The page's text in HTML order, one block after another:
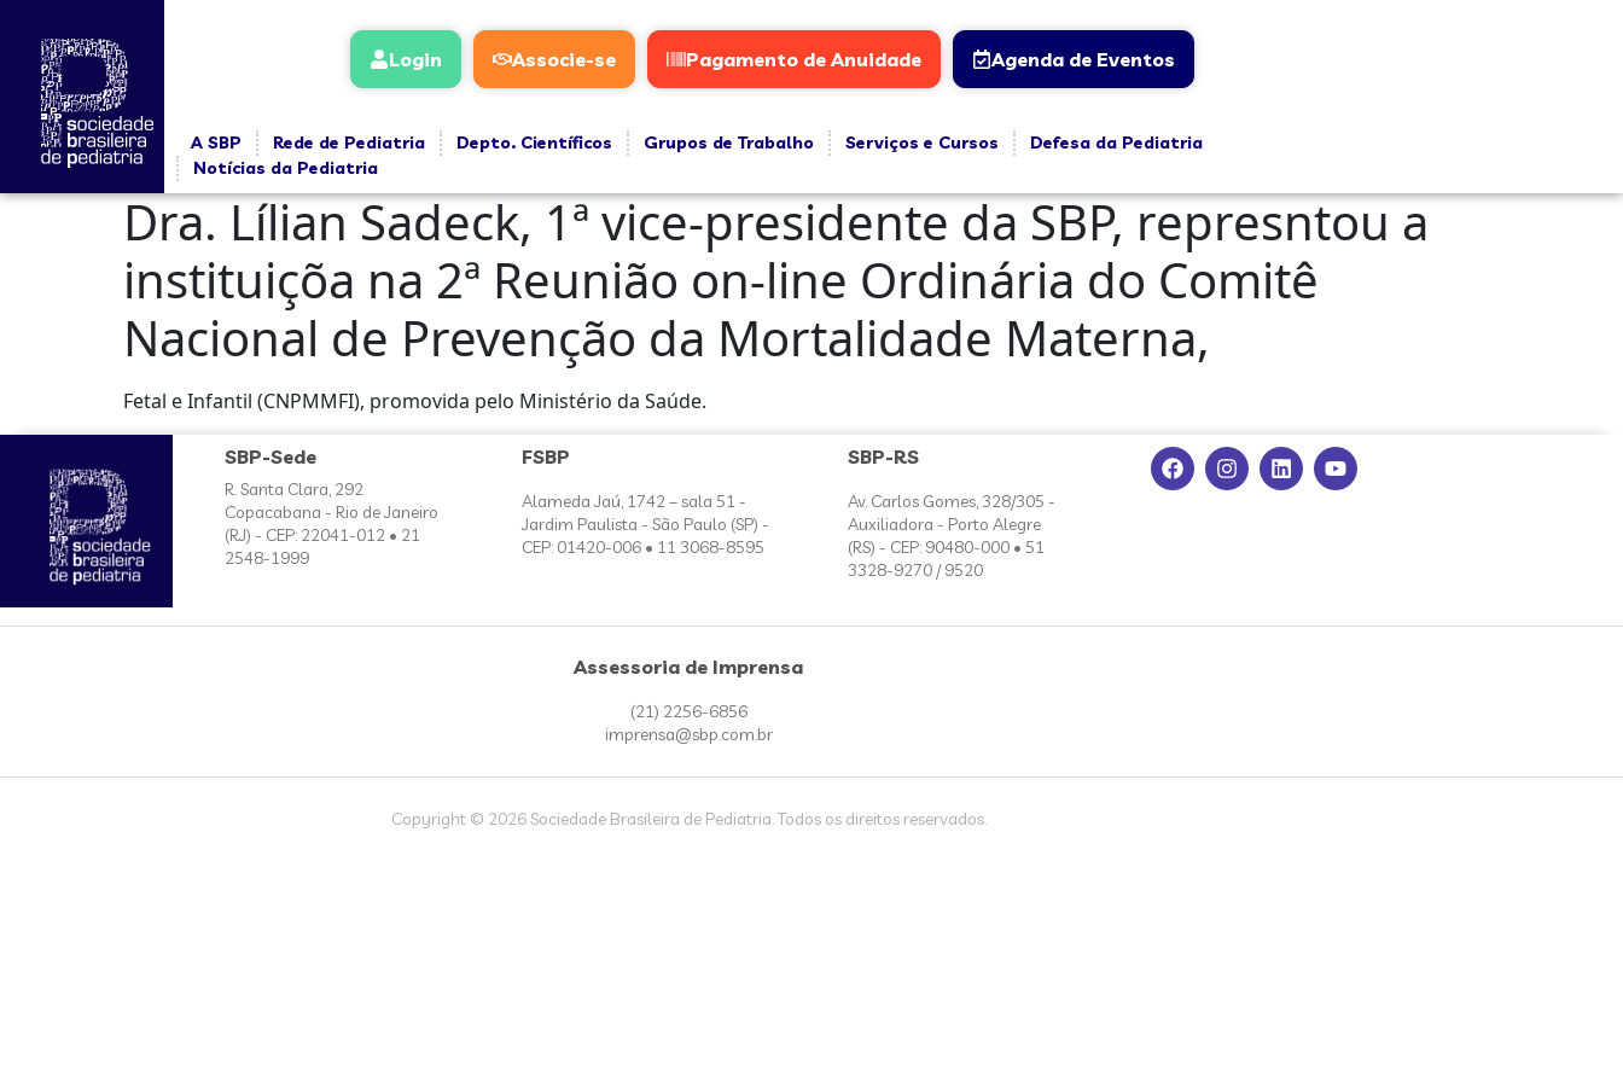
Login Associe-se Pagamento de Anuidade Agenda de Eventos
A SBP Rede de Pediatria Depto. Científicos Grupos de Trabalho Serviços e Cursos
Defesa da Pediatria
Notícias da Pediatria
Dra. Lílian Sadeck, 1ª vice-presidente da SBP, represntou a
instituiçõa na 2ª Reunião on-line Ordinária do Comitê
Nacional de Prevenção da Mortalidade Materna,
Fetal e Infantil (CNPMMFI), promovida pelo Ministério da Saúde.
SBP-Sede
R. Santa Clara, 292
Copacabana - Rio de Janeiro
(RJ) - CEP: 22041-012 • 21
2548-1999
FSBP
Alameda Jaú, 1742 – sala 51 -
Jardim Paulista - São Paulo (SP) -
CEP: 01420-006 • 11 3068-8595
SBP-RS
Av. Carlos Gomes, 328/305 -
Auxiliadora - Porto Alegre
(RS) - CEP: 90480-000 • 51
3328-9270 / 9520
Assessoria de Imprensa
(21) 2256-6856
imprensa@sbp.com.br
Copyright © 2026 Sociedade Brasileira de Pediatria. Todos os direitos reservados.